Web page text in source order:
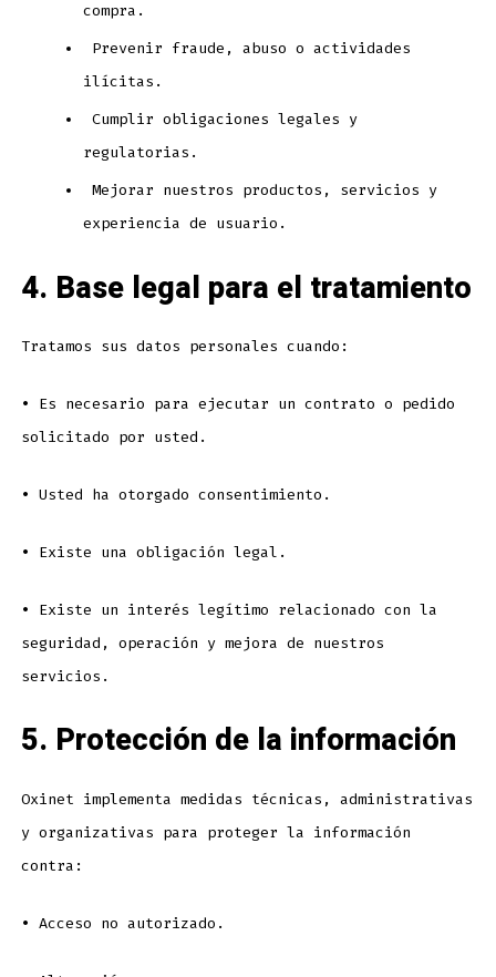
compra.
Prevenir fraude, abuso o actividades
ilícitas.
Cumplir obligaciones legales y
regulatorias.
Mejorar nuestros productos, servicios y
experiencia de usuario.
4. Base legal para el tratamiento
Tratamos sus datos personales cuando:
• Es necesario para ejecutar un contrato o pedido
solicitado por usted.
• Usted ha otorgado consentimiento.
• Existe una obligación legal.
• Existe un interés legítimo relacionado con la
seguridad, operación y mejora de nuestros
servicios.
5. Protección de la información
Oxinet implementa medidas técnicas, administrativas
y organizativas para proteger la información
contra:
• Acceso no autorizado.